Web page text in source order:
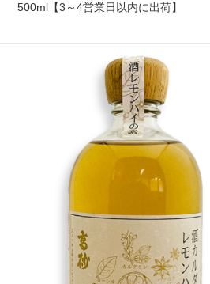
500ml【3～4営業日以内に出荷】